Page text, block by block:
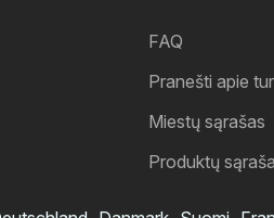
FAQ
Pranešti apie
Miestų sąrašas
Produktų